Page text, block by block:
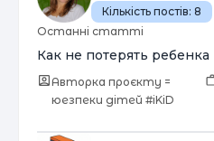
Кількість постів: 8
Останні статті
Как не потерять ребенка
Авторка проєкту =
юезпеки дітей #iKiD